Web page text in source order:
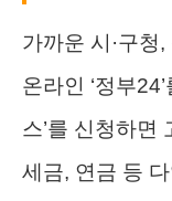
가까운 시·구청
온라인 ‘정부
스’를 신청하면
세금, 연금 등